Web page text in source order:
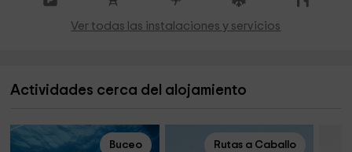
Ver todas las instalaciones y servicios
Actividades cerca del alojamiento
Buceo Rutas a Caballo